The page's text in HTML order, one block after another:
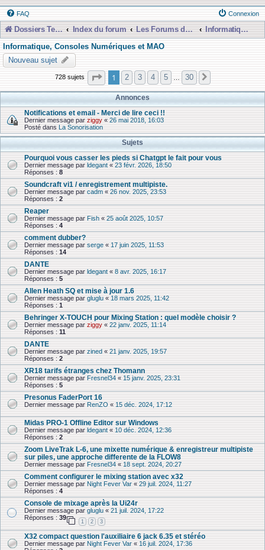
FAQ Connexion
Dossiers Techniques Index du forum Les Forums de Discussions
Informatique, Consoles Numériques et MAO
Informatique, Consoles Numériques et MAO
Nouveau sujet
728 sujets Page 1sur30
1 2 3 4 5 30
Annonces
Notifications et email - Merci de lire ceci !!
Dernier message par ziggy « 26 mai 2018, 16:03
Posté dans La Sonorisation
Sujets
Pourquoi vous casser les pieds si Chatgpt le fait pour vous
Dernier message par ldegant « 23 févr. 2026, 18:50
Réponses : 8
Soundcraft vi1 / enregistrement multipiste.
Dernier message par cadm « 26 nov. 2025, 23:53
Réponses : 2
Reaper
Dernier message par Fish « 25 août 2025, 10:57
Réponses : 4
comment dubber?
Dernier message par serge « 17 juin 2025, 11:53
Réponses : 14
DANTE
Dernier message par ldegant « 8 avr. 2025, 16:17
Réponses : 5
Allen Heath SQ et mise à jour 1.6
Dernier message par gluglu « 18 mars 2025, 11:42
Réponses : 1
Behringer X-TOUCH pour Mixing Station : quel modèle choisir ?
Dernier message par ziggy « 22 janv. 2025, 11:14
Réponses : 11
DANTE
Dernier message par zined « 21 janv. 2025, 19:57
Réponses : 2
XR18 tarifs étranges chez Thomann
Dernier message par Fresnel34 « 15 janv. 2025, 23:31
Réponses : 5
Presonus FaderPort 16
Dernier message par RenZO « 15 déc. 2024, 17:12
Midas PRO-1 Offline Editor sur Windows
Dernier message par ldegant « 10 déc. 2024, 12:36
Réponses : 2
Zoom LiveTrak L-6, une mixette numérique & enre­gis­treur multi­piste
sur piles, une approche differente de la FLOW8
Dernier message par Fresnel34 « 18 sept. 2024, 20:27
Comment configurer le mixing station avec x32
Dernier message par Night Fever Var « 29 juil. 2024, 11:27
Réponses : 4
Console de mixage après la Ui24r
Dernier message par gluglu « 21 juil. 2024, 17:22
Réponses : 39
1 2 3
X32 compact question l'auxiliaire 6 jack 6.35 et stéréo
Dernier message par Night Fever Var « 16 juil. 2024, 17:36